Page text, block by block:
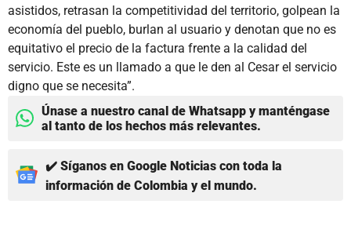
asistidos, retrasan la competitividad del territorio, golpean la
economía del pueblo, burlan al usuario y denotan que no es
equitativo el precio de la factura frente a la calidad del
servicio. Este es un llamado a que le den al Cesar el servicio
digno que se necesita”.
Únase a nuestro canal de Whatsapp y manténgase
al tanto de los hechos más relevantes.
✔️ Síganos en Google Noticias con toda la
información de Colombia y el mundo.